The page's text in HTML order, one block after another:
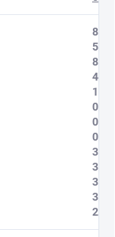
8
5
8
4
1
0
0
0
3
3
3
3
2